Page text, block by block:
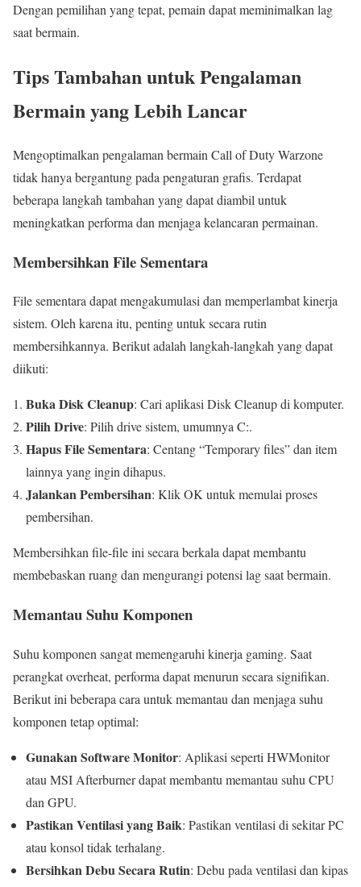
Dengan pemilihan yang tepat, pemain dapat meminimalkan lag
saat bermain.
Tips Tambahan untuk Pengalaman
Bermain yang Lebih Lancar
Mengoptimalkan pengalaman bermain Call of Duty Warzone
tidak hanya bergantung pada pengaturan grafis. Terdapat
beberapa langkah tambahan yang dapat diambil untuk
meningkatkan performa dan menjaga kelancaran permainan.
Membersihkan File Sementara
File sementara dapat mengakumulasi dan memperlambat kinerja
sistem. Oleh karena itu, penting untuk secara rutin
membersihkannya. Berikut adalah langkah-langkah yang dapat
diikuti:
Buka Disk Cleanup: Cari aplikasi Disk Cleanup di komputer.
Pilih Drive: Pilih drive sistem, umumnya C:.
Hapus File Sementara: Centang “Temporary files” dan item
lainnya yang ingin dihapus.
Jalankan Pembersihan: Klik OK untuk memulai proses
pembersihan.
Membersihkan file-file ini secara berkala dapat membantu
membebaskan ruang dan mengurangi potensi lag saat bermain.
Memantau Suhu Komponen
Suhu komponen sangat memengaruhi kinerja gaming. Saat
perangkat overheat, performa dapat menurun secara signifikan.
Berikut ini beberapa cara untuk memantau dan menjaga suhu
komponen tetap optimal:
Gunakan Software Monitor: Aplikasi seperti HWMonitor
atau MSI Afterburner dapat membantu memantau suhu CPU
dan GPU.
Pastikan Ventilasi yang Baik: Pastikan ventilasi di sekitar PC
atau konsol tidak terhalang.
Bersihkan Debu Secara Rutin: Debu pada ventilasi dan kipas